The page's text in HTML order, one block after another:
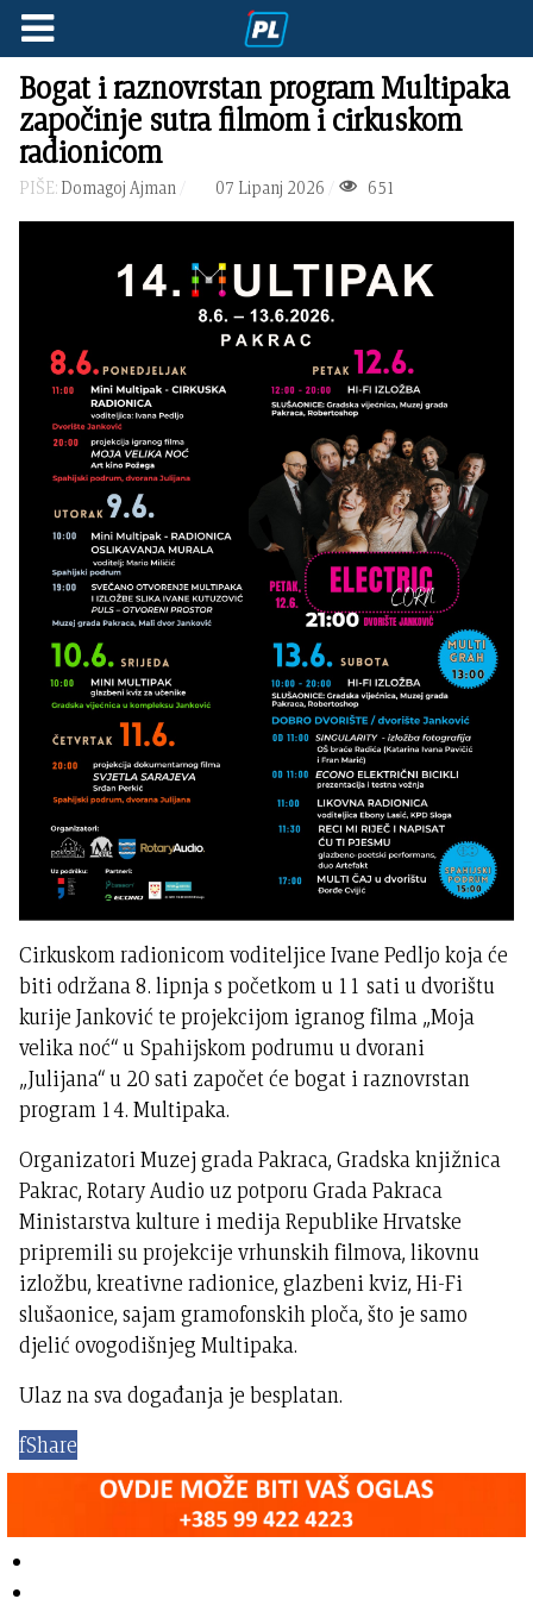
Bogat i raznovrstan program Multipaka
započinje sutra filmom i cirkuskom
radionicom
PIŠE: Domagoj Ajman 07 Lipanj 2026 651
Cirkuskom radionicom voditeljice Ivane Pedljo koja će
biti održana 8. lipnja s početkom u 11 sati u dvorištu
kurije Janković te projekcijom igranog filma „Moja
velika noć“ u Spahijskom podrumu u dvorani
„Julijana“ u 20 sati započet će bogat i raznovrstan
program 14. Multipaka.
Organizatori Muzej grada Pakraca, Gradska knjižnica
Pakrac, Rotary Audio uz potporu Grada Pakraca
Ministarstva kulture i medija Republike Hrvatske
pripremili su projekcije vrhunskih filmova, likovnu
izložbu, kreativne radionice, glazbeni kviz, Hi-Fi
slušaonice, sajam gramofonskih ploča, što je samo
djelić ovogodišnjeg Multipaka.
Ulaz na sva događanja je besplatan.
fShare